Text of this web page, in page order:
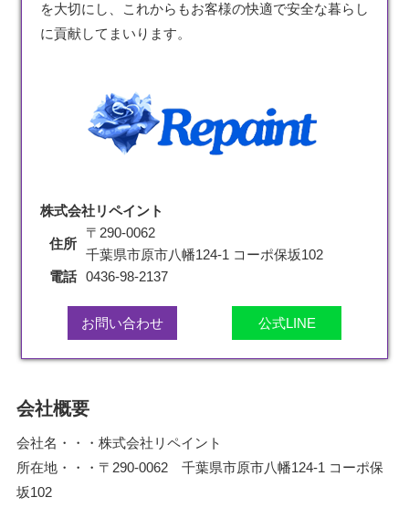
を大切にし、これからもお客様の快適で安全な暮らし
に貢献してまいります。
株式会社リペイント
住所
〒290-0062
千葉県市原市八幡124-1 コーポ保坂102
電話 0436-98-2137
お問い合わせ 公式LINE
会社概要
会社名・・・株式会社リペイント
所在地・・・〒290-0062 千葉県市原市八幡124-1 コーポ保
坂102